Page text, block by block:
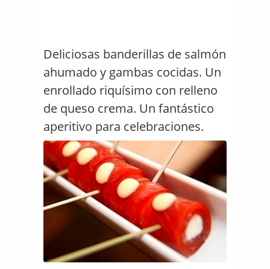
Deliciosas banderillas de salmón
ahumado y gambas cocidas. Un
enrollado riquísimo con relleno
de queso crema. Un fantástico
aperitivo para celebraciones.